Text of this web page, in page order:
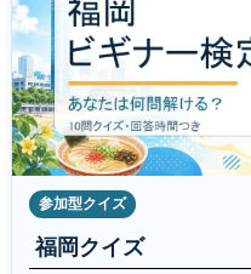
参加型クイズ
福岡クイズ